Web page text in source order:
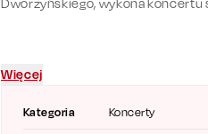
Kategoria Koncerty
Dworzyńskiego, wykona koncertu
Więcej